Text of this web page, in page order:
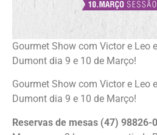
Gourmet Show com Victor e Leo
Dumont dia 9 e 10 de Março!
Gourmet Show com Victor e Leo
Dumont dia 9 e 10 de Março!
Reservas de mesas (47) 98826-